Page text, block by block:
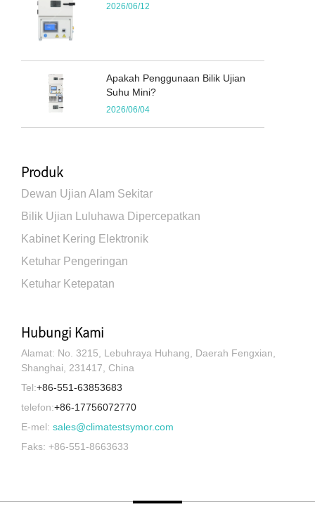
2026/06/12
Apakah Penggunaan Bilik Ujian
Suhu Mini?
2026/06/04
Produk
Dewan Ujian Alam Sekitar
Bilik Ujian Luluhawa Dipercepatkan
Kabinet Kering Elektronik
Ketuhar Pengeringan
Ketuhar Ketepatan
Hubungi Kami
Alamat: No. 3215, Lebuhraya Huhang, Daerah Fengxian,
Shanghai, 231417, China
Tel:+86-551-63853683
telefon:+86-17756072770
E-mel: sales@climatestsymor.com
Faks: +86-551-8663633